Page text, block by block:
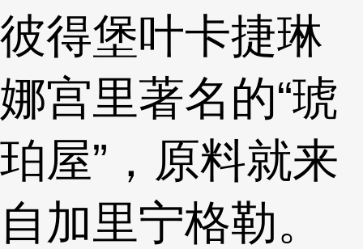
彼得堡叶卡捷琳
娜宫里著名的“琥
珀屋”，原料就来
自加里宁格勒。